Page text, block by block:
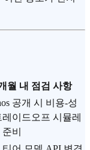
월 내 점검 사항
공개 시 비용-성
레이드오프 시뮬레
비